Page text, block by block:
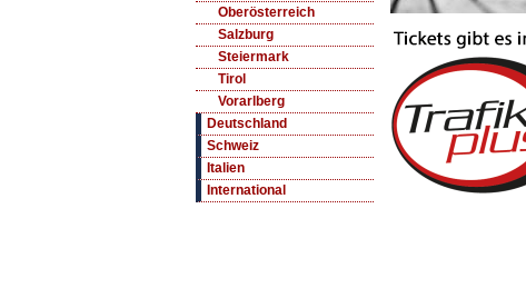
Oberösterreich
Salzburg
Steiermark
Tirol
Vorarlberg
Deutschland
Schweiz
Italien
International